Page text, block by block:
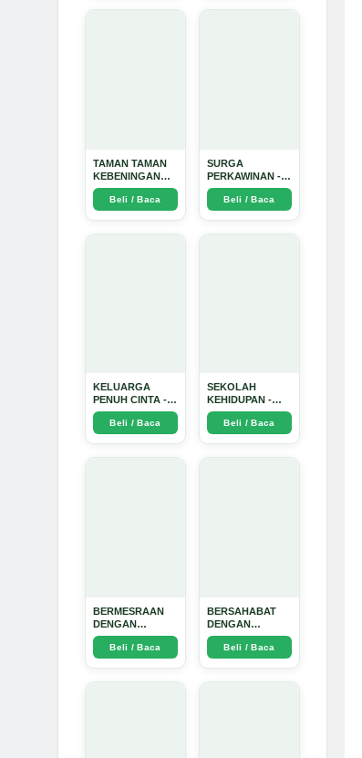
TAMAN TAMAN
KEBENINGAN
HATI - Arda
DinataBeli / Baca
SURGA
PERKAWINAN -
Arda Dinata
Beli / Baca
KELUARGA
PENUH CINTA -
Arda Dinata
Beli / Baca
SEKOLAH
KEHIDUPAN -
Arda Dinata
Beli / Baca
BERMESRAAN
DENGAN
KEBAIKAN - Arda
DinataBeli / Baca
BERSAHABAT
DENGAN
NYAMUK: Jurus
Jitu Atasi
Penyakit
Beli / Baca